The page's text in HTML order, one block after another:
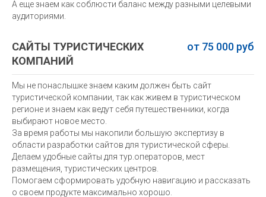
А еще знаем как соблюсти баланс между разными целевыми
аудиториями.
САЙТЫ ТУРИСТИЧЕСКИХ
КОМПАНИЙ
от 75 000 руб
Мы не понаслышке знаем каким должен быть сайт
туристической компании, так как живем в туристическом
регионе и знаем как ведут себя путешественники, когда
выбирают новое место.
За время работы мы накопили большую экспертизу в
области разработки сайтов для туристической сферы.
Делаем удобные сайты для тур.операторов, мест
размещения, туристических центров.
Помогаем сформировать удобную навигацию и рассказать
о своем продукте максимально хорошо.